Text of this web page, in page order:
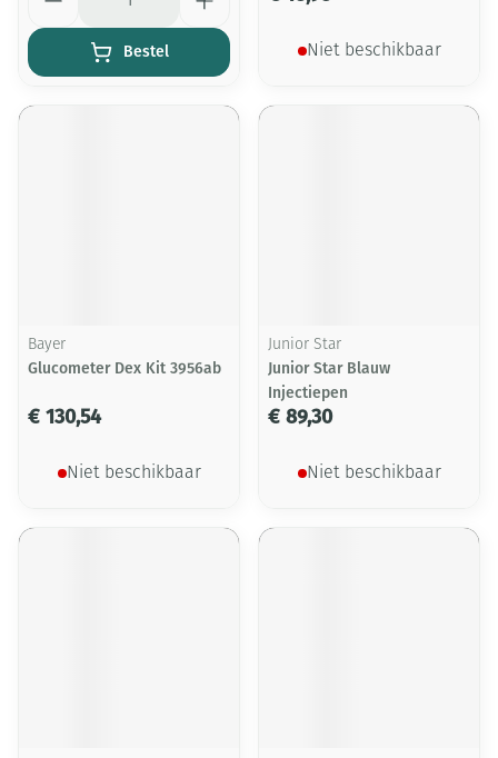
Bestel Niet beschikbaar
Bayer
Glucometer Dex Kit 3956ab
€ 130,54
Niet beschikbaar
Junior Star
Junior Star Blauw
Injectiepen
€ 89,30
Niet beschikbaar